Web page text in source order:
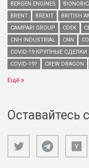
BERGEN ENGINES
BRENT
BREXIT BRITISH
CAMPARI GROUP
CDEK
CNH INDUSTRIAL
CNN
COVID-19 КРУПНЫЕ
COVID-19?
CREW DRAGON
Ещё
Оставайтесь